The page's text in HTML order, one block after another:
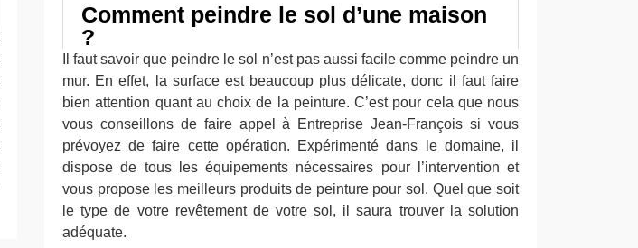
Comment peindre le sol d’une maison
?
Il faut savoir que peindre le sol n’est pas aussi facile comme peindre un
mur. En effet, la surface est beaucoup plus délicate, donc il faut faire
bien attention quant au choix de la peinture. C’est pour cela que nous
vous conseillons de faire appel à Entreprise Jean-François si vous
prévoyez de faire cette opération. Expérimenté dans le domaine, il
dispose de tous les équipements nécessaires pour l’intervention et
vous propose les meilleurs produits de peinture pour sol. Quel que soit
le type de votre revêtement de votre sol, il saura trouver la solution
adéquate.